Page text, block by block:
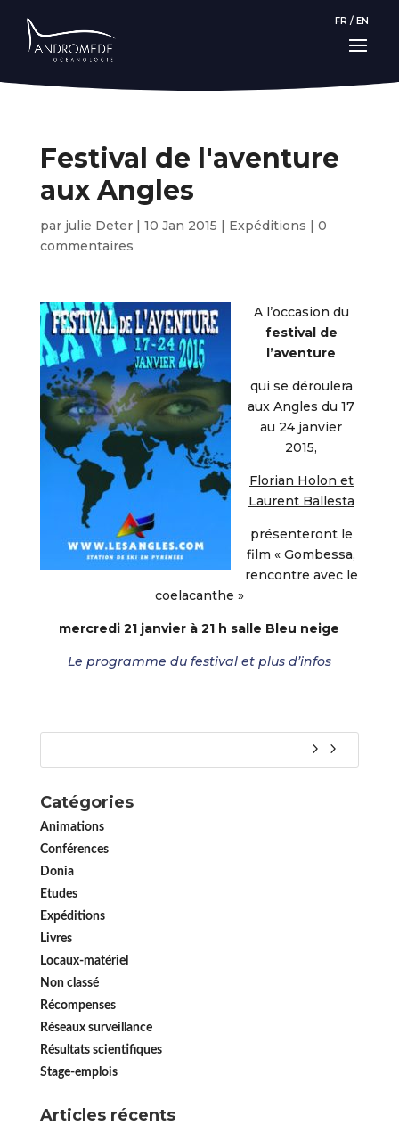
FR / EN
Festival de l'aventure
aux Angles
par julie Deter| 10 Jan 2015 | Expéditions | 0
commentaires
A l’occasion du
festival de
l’aventure
qui se déroulera
aux Angles du 17
au 24 janvier
2015,
Florian Holon et
Laurent Ballesta
présenteront le
film « Gombessa,
rencontre avec le
coelacanthe »
mercredi 21 janvier à 21 h salle Bleu neige
Le programme du festival et plus d’infos
Catégories
Animations
Conférences
Donia
Etudes
Expéditions
Livres
Locaux-matériel
Non classé
Récompenses
Réseaux surveillance
Résultats scientifiques
Stage-emplois
Articles récents